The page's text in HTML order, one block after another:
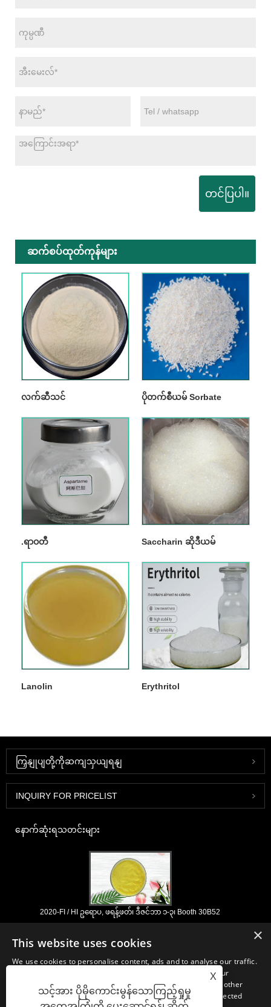
တင်ပြပါ။
ဆက်စပ်ထုတ်ကုန်များ
လက်ဆီသင် ပိုတက်စီယမ် Sorbate
.ရာဝတီ Saccharin ဆိုဒီယမ်
Lanolin Erythritol
ကြှနျုပျတို့ကိုဆကျသှယျရနျ
INQUIRY FOR PRICELIST
နောက်ဆုံးရသတင်းများ
2020-FI / HI ဥရောပ, ဖရန့်ဖတ်၊ ဒီဇင်ဘာ ၁-၃၊ Booth 30B52
ကျနော်တို့နှစ်ပေါင်းများစွာအတွေ့အကြုံနှင့်ငါတို့အလွန်ကောင်းစွာထူထောင်ရှိရာ
တရုတ်, ဂျပန်နှင့်ကိုရီးယားအခြေစိုက်အဓိက manufacturering အဆောက်အ ဦ
များမှ nutraceuticals, ဖြည့်စွက်ခြင်းနှင့်အလုပ်လုပ်အစားအစာ &
အဖျော်ယမကာစက်မှုလုပ်ငန်းများအတွက်မရှိမဖြစ်လိုအပ်သောပါဝင်ပစ္စည်းများ
နှင့်ထုတ်ကုန်ဖွံ့ဖြိုး, စျေးကွက်နှင့်ဖြန့်ဖြူး။ အရင်းအမြစ်ရှာဖွေခြင်းတွင်ကျွန်ုပ်
တို့၏ကျွမ်းကျင်မှုနှင့်ဂုဏ်သတင်းသည်ကမ္ဘာတစ်ဝှမ်းရှိကျွန်ုပ်
X
သင့်အား ပိုမိုကောင်းမွန်သောကြည့်ရှုမှု
×
This website uses cookies
We use cookies to personalise content, ads and to analyse our traffic.
We also share information about your use of our site with our
advertising and analytics partners who may combine it with other
information that you’ve provided to them or that they’ve collected